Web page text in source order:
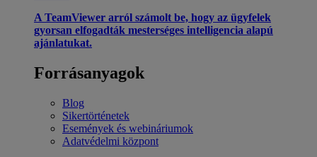
A TeamViewer arról számolt be, hogy az ügyfelek
gyorsan elfogadták mesterséges intelligencia alapú
ajánlatukat.
Forrásanyagok
Blog
Sikertörténetek
Események és webináriumok
Adatvédelmi központ